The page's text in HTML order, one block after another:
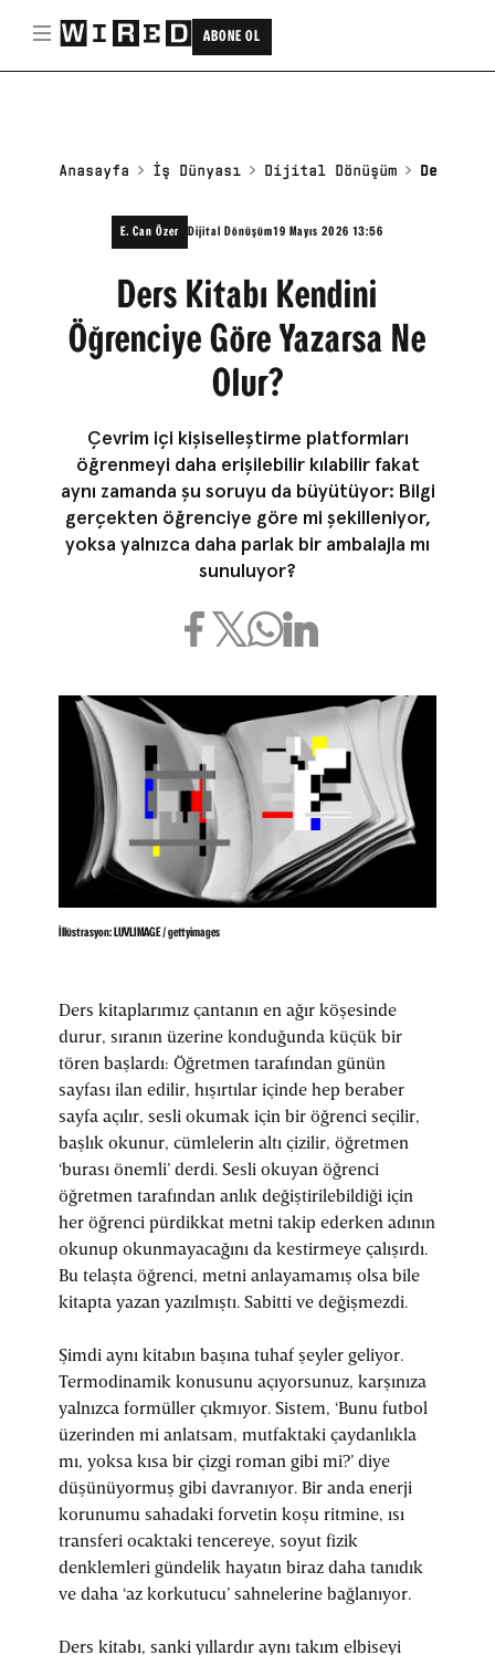
ABONE OL
Anasayfa İş Dünyası Dijital Dönüşüm Ders
E. Can Özer Dijital Dönüşüm19 Mayıs 2026 13:56
Ders Kitabı Kendini
Öğrenciye Göre Yazarsa Ne
Olur?
Çevrim içi kişiselleştirme platformları
öğrenmeyi daha erişilebilir kılabilir fakat
aynı zamanda şu soruyu da büyütüyor: Bilgi
gerçekten öğrenciye göre mi şekilleniyor,
yoksa yalnızca daha parlak bir ambalajla mı
sunuluyor?
İllüstrasyon: LUVLIMAGE / gettyimages
Ders kitaplarımız çantanın en ağır köşesinde
durur, sıranın üzerine konduğunda küçük bir
tören başlardı: Öğretmen tarafından günün
sayfası ilan edilir, hışırtılar içinde hep beraber
sayfa açılır, sesli okumak için bir öğrenci seçilir,
başlık okunur, cümlelerin altı çizilir, öğretmen
‘burası önemli’ derdi. Sesli okuyan öğrenci
öğretmen tarafından anlık değiştirilebildiği için
her öğrenci pürdikkat metni takip ederken adının
okunup okunmayacağını da kestirmeye çalışırdı.
Bu telaşta öğrenci, metni anlayamamış olsa bile
kitapta yazan yazılmıştı. Sabitti ve değişmezdi.
Şimdi aynı kitabın başına tuhaf şeyler geliyor.
Termodinamik konusunu açıyorsunuz, karşınıza
yalnızca formüller çıkmıyor. Sistem, ‘Bunu futbol
üzerinden mi anlatsam, mutfaktaki çaydanlıkla
mı, yoksa kısa bir çizgi roman gibi mi?’ diye
düşünüyormuş gibi davranıyor. Bir anda enerji
korunumu sahadaki forvetin koşu ritmine, ısı
transferi ocaktaki tencereye, soyut fizik
denklemleri gündelik hayatın biraz daha tanıdık
ve daha ‘az korkutucu’ sahnelerine bağlanıyor.
Ders kitabı, sanki yıllardır aynı takım elbiseyi